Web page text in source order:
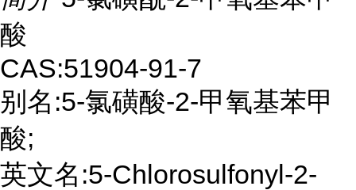
酸
CAS:51904-91-7
别名:5-氯磺酸-2-甲氧基苯甲
酸;
英文名:5-Chlorosulfonyl-2-